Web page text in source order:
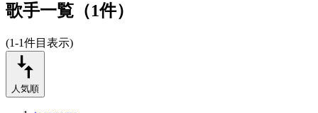
歌手一覧（1件）
(1-1件目表示)
人気順